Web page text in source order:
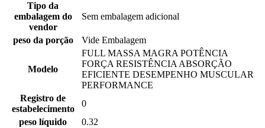
Tipo da
embalagem do
vendor
Sem embalagem adicional
peso da porção Vide Embalagem
Modelo
FULL MASSA MAGRA POTÊNCIA
FORÇA RESISTÊNCIA ABSORÇÃO
EFICIENTE DESEMPENHO MUSCULAR
PERFORMANCE
Registro de
estabelecimento
0
peso líquido
0.32